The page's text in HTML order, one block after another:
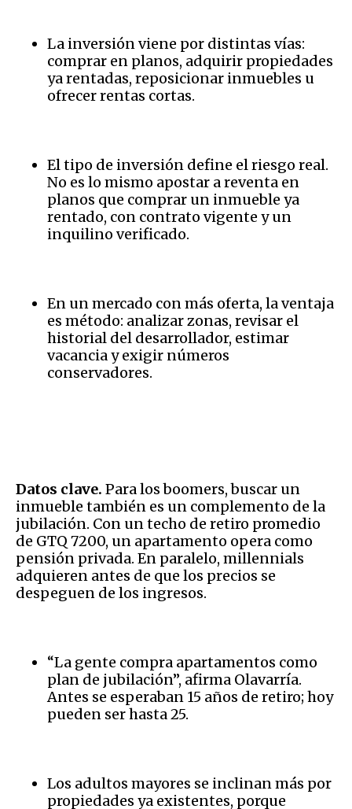
La inversión viene por distintas vías:
comprar en planos, adquirir propiedades
ya rentadas, reposicionar inmuebles u
ofrecer rentas cortas.
El tipo de inversión define el riesgo real.
No es lo mismo apostar a reventa en
planos que comprar un inmueble ya
rentado, con contrato vigente y un
inquilino verificado.
En un mercado con más oferta, la ventaja
es método: analizar zonas, revisar el
historial del desarrollador, estimar
vacancia y exigir números
conservadores.
Datos clave. Para los boomers, buscar un
inmueble también es un complemento de la
jubilación. Con un techo de retiro promedio
de GTQ 7200, un apartamento opera como
pensión privada. En paralelo, millennials
adquieren antes de que los precios se
despeguen de los ingresos.
“La gente compra apartamentos como
plan de jubilación”, afirma Olavarría.
Antes se esperaban 15 años de retiro; hoy
pueden ser hasta 25.
Los adultos mayores se inclinan más por
propiedades ya existentes, porque